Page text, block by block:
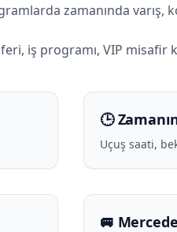
zamanında
iş programı, VIP misafir
🕒
Uçuş saati,
🚐